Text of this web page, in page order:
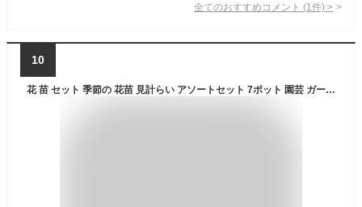
全てのおすすめコメント (1 件) >
10
花 苗 セット 季節の 花苗 見計らい アソートセット 7ポット 園芸 ガーデニング 苗物 ナチュラル ガーデン 庭園 花の大和